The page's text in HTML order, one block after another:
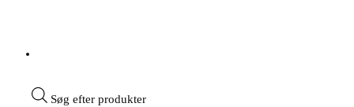
Søg efter produkter